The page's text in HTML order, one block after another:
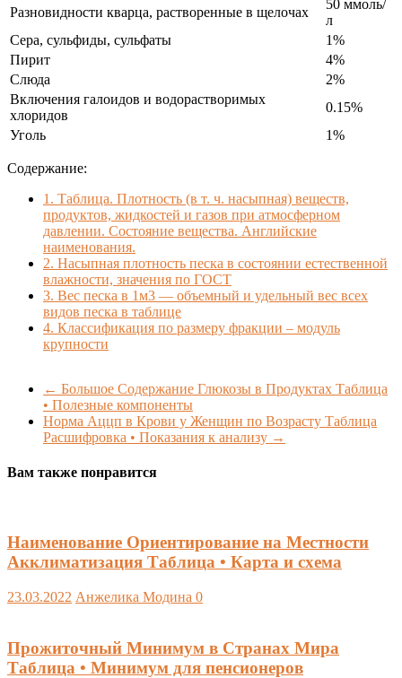
Разновидности кварца, растворенные в щелочах
50 ммоль/
л
Сера, сульфиды, сульфаты
1%
Пирит
4%
Слюда
2%
Включения галоидов и водорастворимых
хлоридов
0.15%
Уголь
1%
Содержание:
1. Таблица. Плотность (в т. ч. насыпная) веществ,
продуктов, жидкостей и газов при атмосферном
давлении. Состояние вещества. Английские
наименования.
2. Насыпная плотность песка в состоянии естественной
влажности, значения по ГОСТ
3. Вес песка в 1м3 — объемный и удельный вес всех
видов песка в таблице
4. Классификация по размеру фракции – модуль
крупности
← Большое Содержание Глюкозы в Продуктах Таблица
• Полезные компоненты
Норма Аццп в Крови у Женщин по Возрасту Таблица
Расшифровка • Показания к анализу →
Вам также понравится
Наименование Ориентирование на Местности
Акклиматизация Таблица • Карта и схема
23.03.2022 Анжелика Модина 0
Прожиточный Минимум в Странах Мира
Таблица • Минимум для пенсионеров